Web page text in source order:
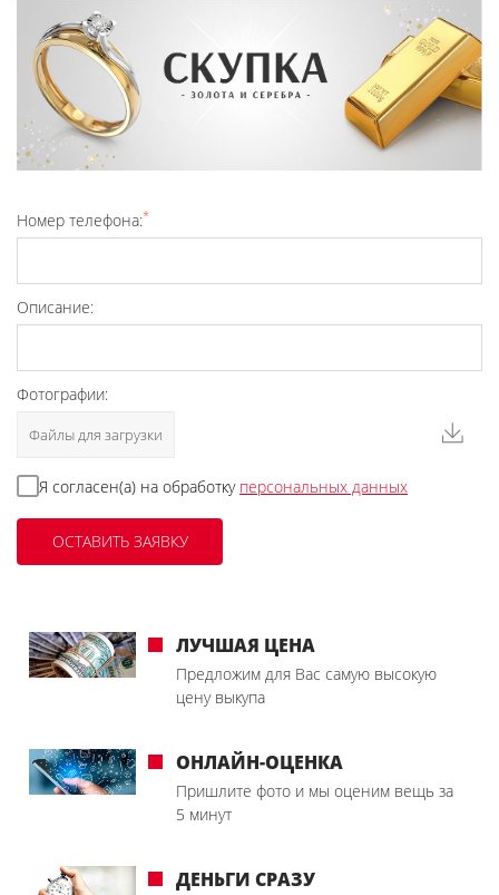
Номер телефона:*
Описание:
Фотографии:
Файлы для загрузки
Я согласен(а) на обработку персональных данных
ЛУЧШАЯ ЦЕНА
Предложим для Вас самую высокую
цену выкупа
ОНЛАЙН-ОЦЕНКА
Пришлите фото и мы оценим вещь за
5 минут
ДЕНЬГИ СРАЗУ